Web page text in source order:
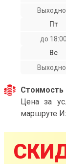
Пт
до 18:00
Вс
Стоимость
Цена за
маршруте